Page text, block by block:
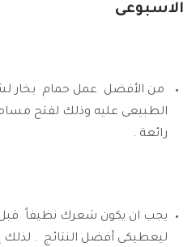
الاسبوعى
من الأفضل عمل حمام بخار
الطبيعى عليه وذلك لفتح
رائعة .
يجب ان يكون شعرك نظيفاً
ليعطيكى أفضل النتائج .